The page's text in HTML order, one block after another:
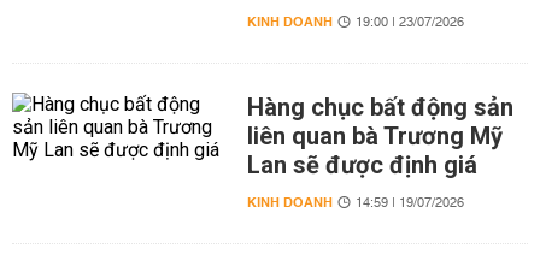
KINH DOANH 19:00 | 23/07/2026
Hàng chục bất động sản
liên quan bà Trương Mỹ
Lan sẽ được định giá
KINH DOANH 14:59 | 19/07/2026